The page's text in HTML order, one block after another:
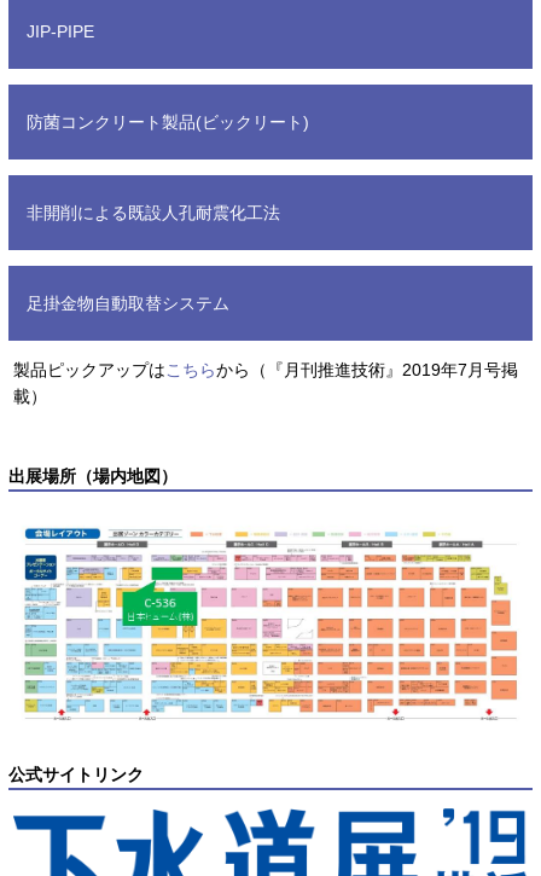
JIP-PIPE
防菌コンクリート製品(ビックリート)
非開削による既設人孔耐震化工法
足掛金物自動取替システム
製品ピックアップはこちらから（『月刊推進技術』2019年7月号掲
載）
出展場所（場内地図）
公式サイトリンク